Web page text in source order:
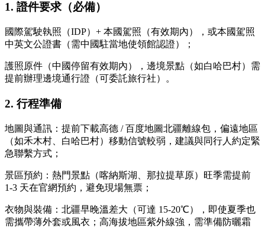
1. 證件要求（必備）
國際駕駛執照（IDP）+ 本國駕照（有效期內），或本國駕照
中英文公證書（需中國駐當地使領館認證）；
護照原件（中國停留有效期內），邊境景點（如白哈巴村）需
提前辦理邊境通行證（可委託旅行社）。
2. 行程準備
地圖與通訊：提前下載高德 / 百度地圖北疆離線包，偏遠地區
（如禾木村、白哈巴村）移動信號較弱，建議與同行人約定緊
急聯繫方式；
景區預約：熱門景點（喀納斯湖、那拉提草原）旺季需提前
1-3 天在官網預約，避免現場無票；
衣物與裝備：北疆早晚溫差大（可達 15-20℃），即使夏季也
需攜帶薄外套或風衣；高海拔地區紫外線強，需準備防曬霜